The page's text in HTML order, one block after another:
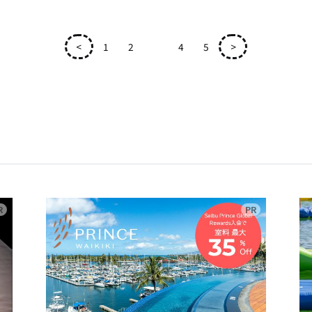
< 1 2 4 5 >
広告